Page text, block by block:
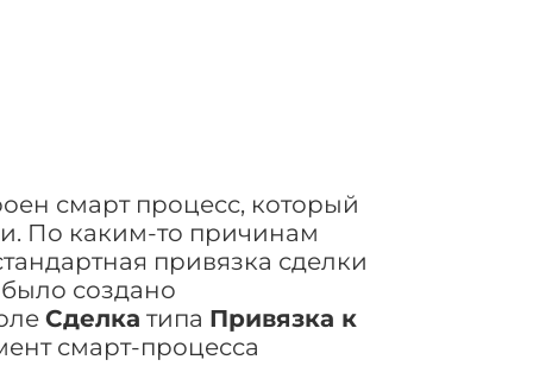
смарт процесс, который
По каким-то причинам
привязка сделки
создано
Сделка типа Привязка к
смарт-процесса